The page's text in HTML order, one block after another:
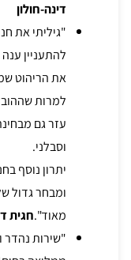
דינה-חולון
"גיליתי את
להתעניין
את הריהוט
למרות
עזר גם
וסבלני.
יתרון נוסף
ומבחר גדול
מאוד".חגית
"שירות נהדר